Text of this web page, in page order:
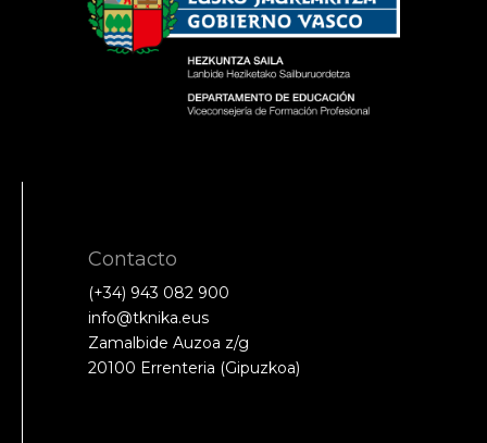
Contacto
(+34) 943 082 900
info@tknika.eus
Zamalbide Auzoa z/g
20100 Errenteria (Gipuzkoa)